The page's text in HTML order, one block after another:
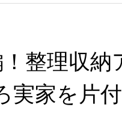
整理収納
家を片付